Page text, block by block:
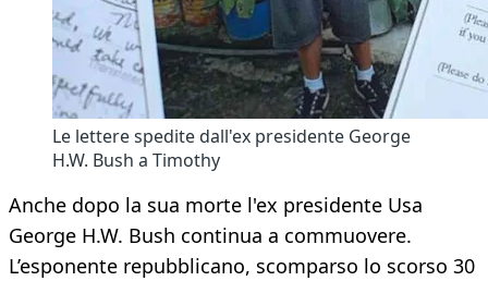
Le lettere spedite dall'ex presidente George
H.W. Bush a Timothy
Anche dopo la sua morte l'ex presidente Usa
George H.W. Bush continua a commuovere.
L’esponente repubblicano, scomparso lo scorso 30